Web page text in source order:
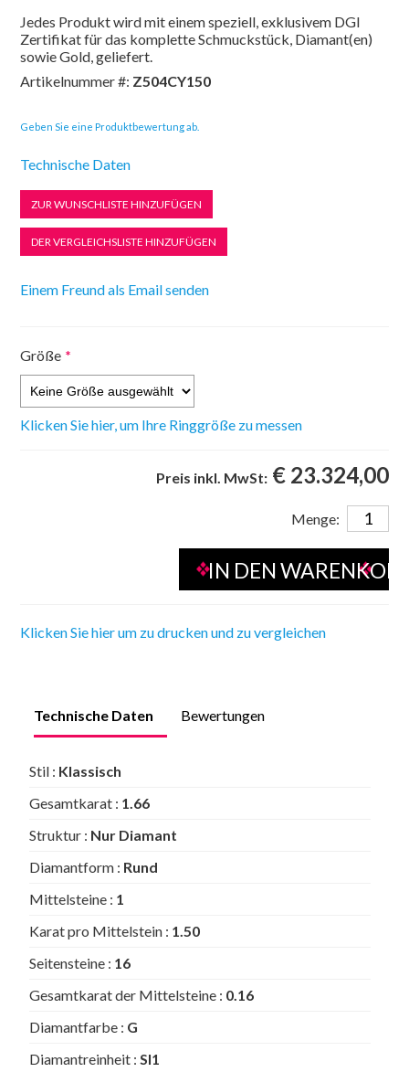
Jedes Produkt wird mit einem speziell, exklusivem DGI
Zertifikat für das komplette Schmuckstück, Diamant(en)
sowie Gold, geliefert.
Artikelnummer #: Z504CY150
Geben Sie eine Produktbewertung ab.
Technische Daten
Größe *
Klicken Sie hier, um Ihre Ringgröße zu messen
Preis inkl. MwSt: € 23.324,00
Menge:
Klicken Sie hier um zu drucken und zu vergleichen
Technische Daten Bewertungen
Stil : Klassisch
Gesamtkarat : 1.66
Struktur : Nur Diamant
Diamantform : Rund
Mittelsteine : 1
Karat pro Mittelstein : 1.50
Seitensteine : 16
Gesamtkarat der Mittelsteine : 0.16
Diamantfarbe : G
Diamantreinheit :SI1